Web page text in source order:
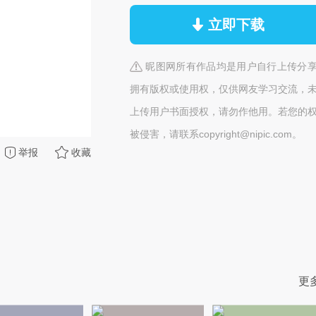
举报 收藏
立即下载
昵图网所有作品均是用户自行上传分
拥有版权或使用权，仅供网友学习交流，
上传用户书面授权，请勿作他用。若您的
被侵害，请联系copyright@nipic.com。
更